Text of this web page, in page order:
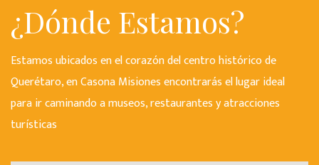
¿Dónde Estamos?
Estamos ubicados en el corazón del centro histórico de
Querétaro, en Casona Misiones encontrarás el lugar ideal
para ir caminando a museos, restaurantes y atracciones
turísticas